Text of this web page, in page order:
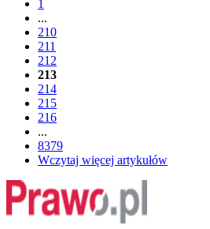
1
...
210
211
212
213
214
215
216
...
8379
Wczytaj więcej artykułów